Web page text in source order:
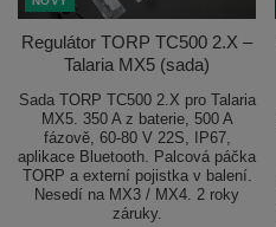
Regulátor TORP TC500 2.X –
Talaria MX5 (sada)
Sada TORP TC500 2.X pro Talaria
MX5. 350 A z baterie, 500 A
fázově, 60-80 V 22S, IP67,
aplikace Bluetooth. Palcová páčka
TORP a externí pojistka v balení.
Nesedí na MX3 / MX4. 2 roky
záruky.